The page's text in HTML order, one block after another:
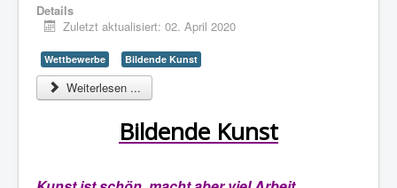
Details
Zuletzt aktualisiert: 02. April 2020
Wettbewerbe Bildende Kunst
Weiterlesen ...
Bildende Kunst